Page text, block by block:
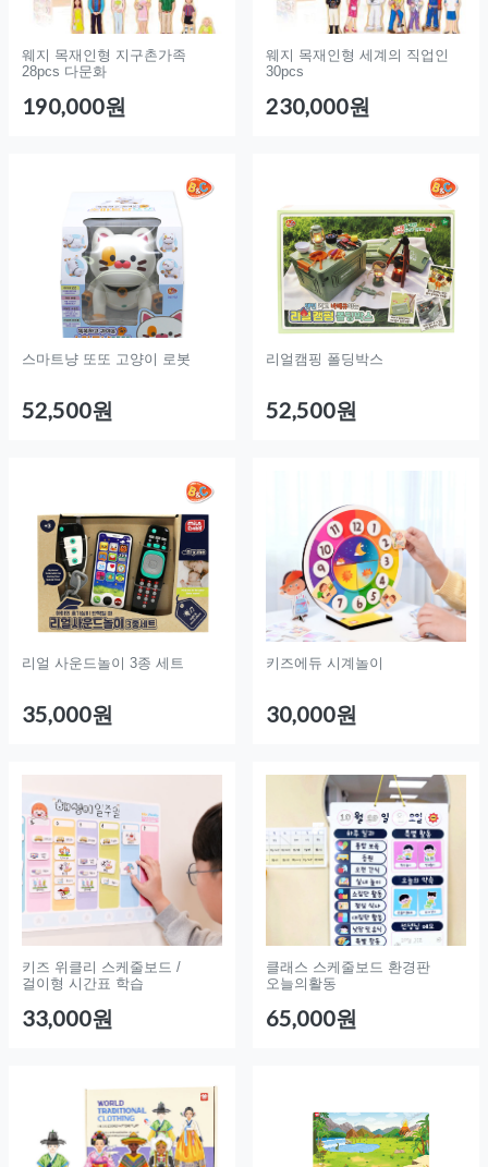
웨지 목재인형 지구촌가족
28pcs 다문화
190,000원
웨지 목재인형 세계의 직업인
30pcs
230,000원
스마트냥 또또 고양이 로봇
52,500원
리얼캠핑 폴딩박스
52,500원
리얼 사운드놀이 3종 세트
35,000원
키즈에듀 시계놀이
30,000원
키즈 위클리 스케줄보드 /
걸이형 시간표 학습
33,000원
클래스 스케줄보드 환경판
오늘의활동
65,000원